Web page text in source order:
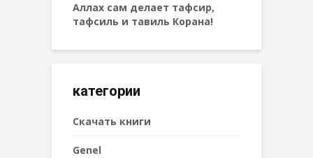
Аллах сам делает тафсир,
тафсиль и тавиль Корана!
категории
Cкачать книги
Genel